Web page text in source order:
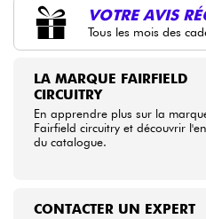
VOTRE AVIS
Tous les mois des
LA MARQUE FAIRFIELD
CIRCUITRY
En apprendre plus sur la
Fairfield circuitry et découvrir
du catalogue.
CONTACTER UN EXPERT